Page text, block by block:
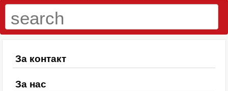
Двуцветни шапки
шапка
За контакт
За нас